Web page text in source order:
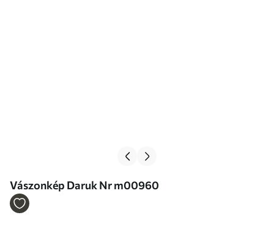
Vászonkép Daruk Nr m00960